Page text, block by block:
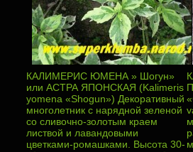
КАЛИМЕРИС ЮМЕНА » Шогун»
или АСТРА ЯПОНСКАЯ (Kalimeris
yomena «Shogun») Декоративный
многолетник с нарядной зеленой
со сливочно-золотым краем
листвой и лавандовыми
цветками-ромашками. Высота 30-